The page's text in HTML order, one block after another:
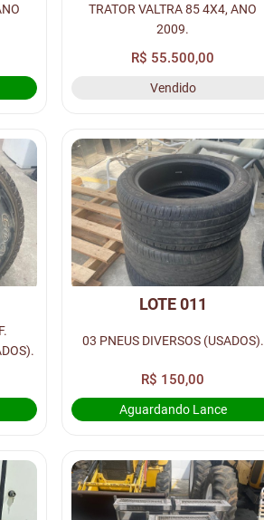
TRATOR VALTRA 85 4X4, ANO
2009.
R$ 55.500,00
Vendido
LOTE 011
03 PNEUS DIVERSOS (USADOS).
R$ 150,00
Aguardando Lance